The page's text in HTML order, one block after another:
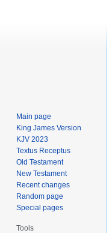
Main page
King James Version
KJV 2023
Textus Receptus
Old Testament
New Testament
Recent changes
Random page
Special pages
Tools